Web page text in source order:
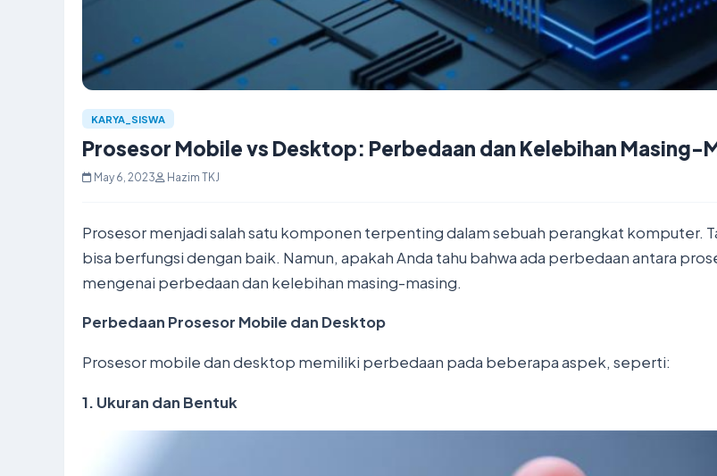
KARYA_SISWA
Prosesor Mobile vs Desktop: Perbedaan dan Kelebihan Masing-
May 6, 2023 Hazim TKJ
Prosesor menjadi salah satu komponen terpenting dalam sebuah perangkat komputer.
bisa berfungsi dengan baik. Namun, apakah Anda tahu bahwa ada perbedaan antara
mengenai perbedaan dan kelebihan masing-masing.
Perbedaan Prosesor Mobile dan Desktop
Prosesor mobile dan desktop memiliki perbedaan pada beberapa aspek, seperti:
1. Ukuran dan Bentuk